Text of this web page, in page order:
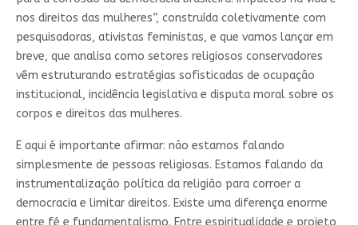
nos direitos das mulheres”, construída coletivamente com
pesquisadoras, ativistas feministas, e que vamos lançar em
breve, que analisa como setores religiosos conservadores
vêm estruturando estratégias sofisticadas de ocupação
institucional, incidência legislativa e disputa moral sobre os
corpos e direitos das mulheres.
E aqui é importante afirmar: não estamos falando
simplesmente de pessoas religiosas. Estamos falando da
instrumentalização política da religião para corroer a
democracia e limitar direitos. Existe uma diferença enorme